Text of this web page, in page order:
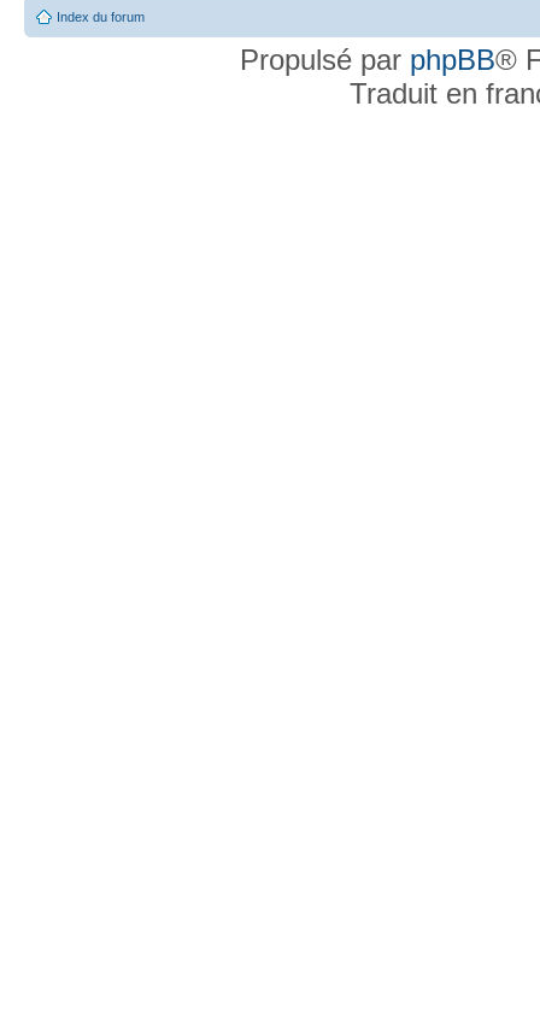
Index du forum
Propulsé par phpBB®
Traduit en